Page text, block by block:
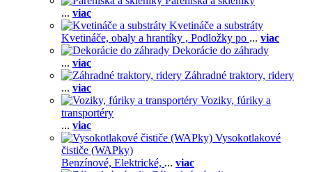
... viac
Kvetináče a substráty
Kvetináče, obaly a hrantíky , Podložky po ... viac
Dekorácie do záhrady
... viac
Záhradné traktory, ridery
... viac
Voziky, fúriky a
transportéry
... viac
Vysokotlakové
čističe (WAPky)
Benzínové, Elektrické, ... viac